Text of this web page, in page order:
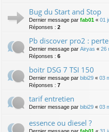
Bug du Start and Stop
Dernier message par fab01 « 01
Réponses : 2
Pb discover pro2 :
Dernier message par Airyas « 26
Réponses : 6
boitr DSG 7 TSI 150
Dernier message par bibi29 « 03
Réponses : 7
tarif entretien
Dernier message par bibi29 « 03
essence ou diesel ?